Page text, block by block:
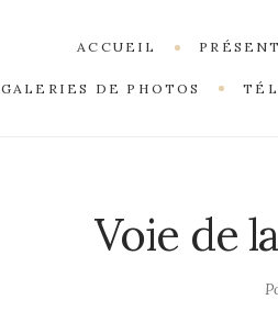
ACCUEIL
GALERIES DE PHOTOS
Voie de